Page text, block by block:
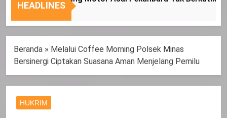
Nasional
Tepat
HEADLINES
Beranda » Melalui Coffee Morning Polsek Minas
Bersinergi Ciptakan Suasana Aman Menjelang Pemilu
HUKRIM